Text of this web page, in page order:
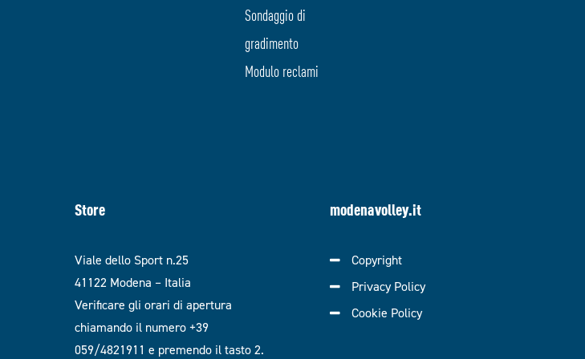
Sondaggio di
gradimento
Modulo reclami
Store
Viale dello Sport n.25
41122 Modena – Italia
Verificare gli orari di apertura
chiamando il numero +39
059/4821911 e premendo il tasto 2.
modenavolley.it
Copyright
Privacy Policy
Cookie Policy